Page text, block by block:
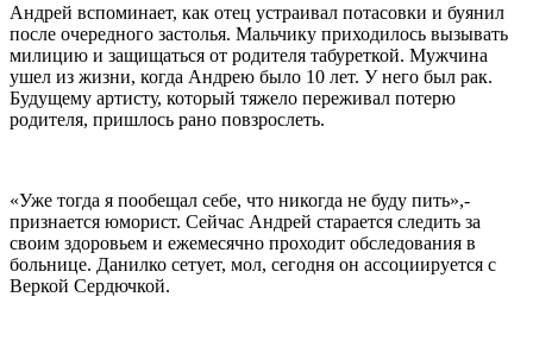
Андрей вспоминает, как отец устраивал потасовки и буянил
после очередного застолья. Мальчику приходилось вызывать
милицию и защищаться от родителя табуреткой. Мужчина
ушел из жизни, когда Андрею было 10 лет. У него был рак.
Будущему артисту, который тяжело переживал потерю
родителя, пришлось рано повзрослеть.
«Уже тогда я пообещал себе, что никогда не буду пить»,-
признается юморист. Сейчас Андрей старается следить за
своим здоровьем и ежемесячно проходит обследования в
больнице. Данилко сетует, мол, сегодня он ассоциируется с
Веркой Сердючкой.